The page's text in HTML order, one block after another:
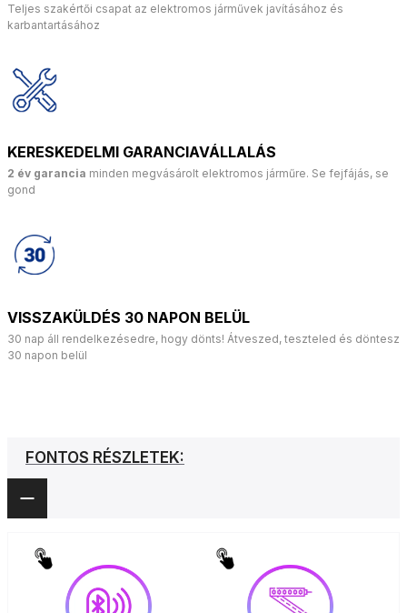
Teljes szakértői csapat az elektromos járművek javításához és
karbantartásához
KERESKEDELMI GARANCIAVÁLLALÁS
2 év garancia minden megvásárolt elektromos járműre. Se fejfájás, se
gond
VISSZAKÜLDÉS 30 NAPON BELÜL
30 nap áll rendelkezésedre, hogy dönts! Átveszed, teszteled és döntesz
30 napon belül
FONTOS RÉSZLETEK: